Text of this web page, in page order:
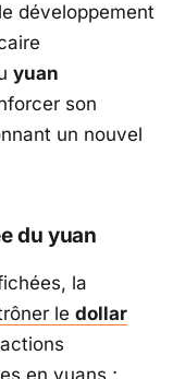
développement
yuan
son
un nouvel
du yuan
la
le dollar